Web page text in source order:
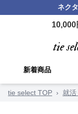
ネク
10,000
新着商品
tie select TOP › 就活